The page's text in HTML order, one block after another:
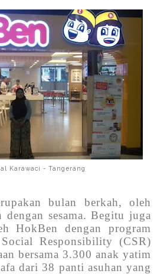
Karawaci - Tangerang
bulan berkah, oleh
dengan sesama. Begitu juga
HokBen dengan program
Responsibility (CSR)
bersama 3.300 anak yatim
dari 38 panti asuhan yang